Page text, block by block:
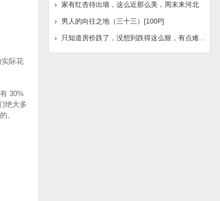
际花
30%
绝大多
。
家有红杏待出墙，这么近那么美，周末来河北
男人的向往之地（三十三）[100P]
只知道房价跌了，没想到跌得这么狠，有点难受啊！